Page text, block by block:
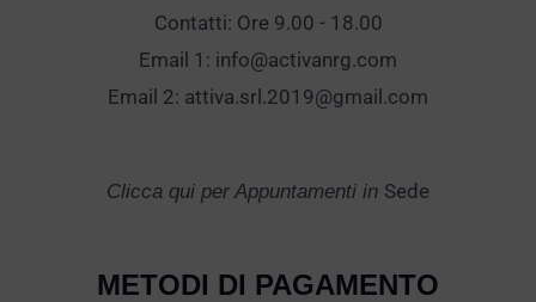
Contatti: Ore 9.00 - 18.00
Email 1: info@activanrg.com
Email 2: attiva.srl.2019@gmail.com
Clicca qui per Appuntamenti in Sede
METODI DI PAGAMENTO